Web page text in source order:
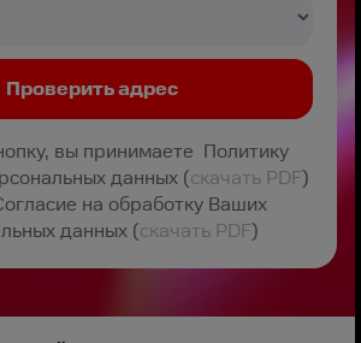
вы принимаете Политику
данных (скачать PDF)
на обработку Ваших
данных (скачать PDF)